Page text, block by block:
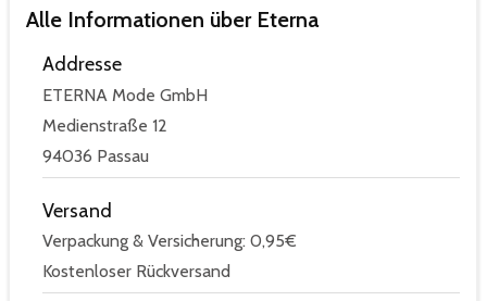
Alle Informationen über Eterna
Addresse
ETERNA Mode GmbH
Medienstraße 12
94036 Passau
Versand
Verpackung & Versicherung: 0,95€
Kostenloser Rückversand